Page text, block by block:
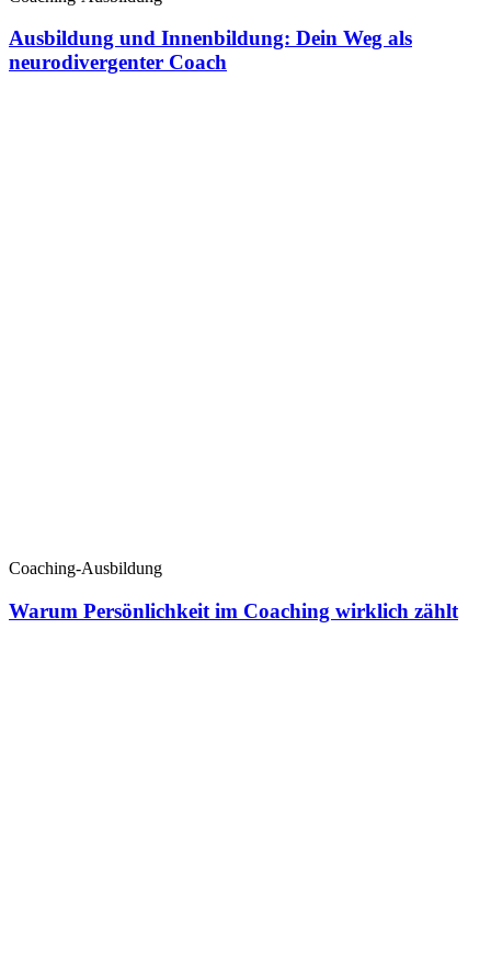
Ausbildung und Innenbildung: Dein Weg als
neurodivergenter Coach
Coaching-Ausbildung
Warum Persönlichkeit im Coaching wirklich zählt